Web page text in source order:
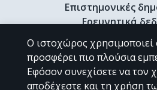
Επιστημονικές
Ερευνητικά
Διδακτορικές διατριβές &
Προφίλ
Ο ιστοχώρος χρησιμοποιεί
προσφέρει πιο πλούσια
Εφόσον συνεχίσετε να τον
αποδέχεστε και τη χρήση